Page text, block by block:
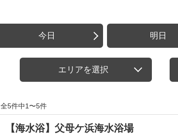
今日 明日
エリアを選択
全5件中1〜5件
【海水浴】父母ケ浜海水浴場